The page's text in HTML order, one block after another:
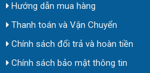
Hướng dẫn mua hàng
Thanh toán và Vận Chuyển
Chính sách đổi trả và hoàn tiền
Chính sách bảo mật thông tin